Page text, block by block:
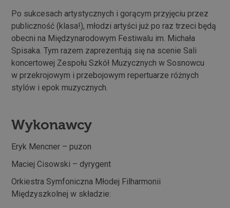
Po sukcesach artystycznych i gorącym przyjęciu przez
publiczność (klasa!), młodzi artyści już po raz trzeci będą
obecni na Międzynarodowym Festiwalu im. Michała
Spisaka. Tym razem zaprezentują się na scenie Sali
koncertowej Zespołu Szkół Muzycznych w Sosnowcu
w przekrojowym i przebojowym repertuarze różnych
stylów i epok muzycznych.
Wykonawcy
Eryk Mencner – puzon
Maciej Cisowski – dyrygent
Orkiestra Symfoniczna Młodej Filharmonii
Międzyszkolnej w składzie: